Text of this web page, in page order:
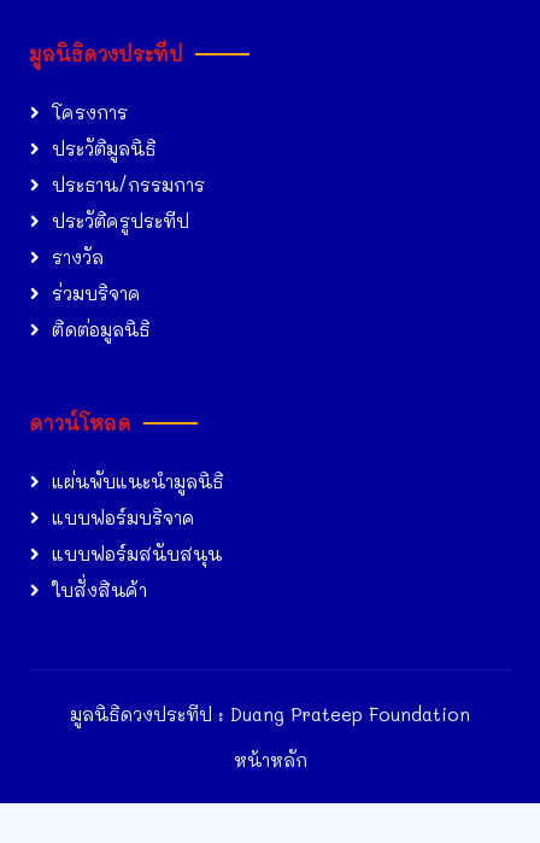
มูลนิธิดวงประทีป
โครงการ
ประวัติมูลนิธิ
ประธาน/กรรมการ
ประวัติครูประทีป
รางวัล
ร่วมบริจาค
ติดต่อมูลนิธิ
ดาวน์โหลด
แผ่นพับแนะนำมูลนิธิ
แบบฟอร์มบริจาค
แบบฟอร์มสนับสนุน
ใบสั่งสินค้า
มูลนิธิดวงประทีป : Duang Prateep Foundation
หน้าหลัก